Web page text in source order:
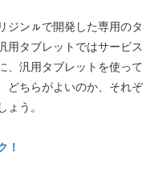
ジンㇽで開発した専用のタ
用タブレットではサービス
、汎用タブレットを使って
どちらがよいのか、それぞ
う。
！